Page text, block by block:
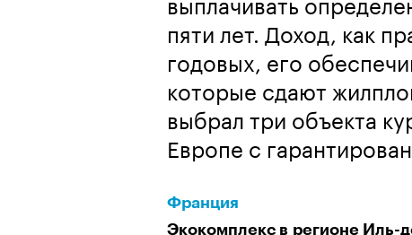
пяти лет. Доход, как
годовых, его
которые сдают
выбрал три объекта
Европе с
Франция
Экокомплекс в регионе Иль-